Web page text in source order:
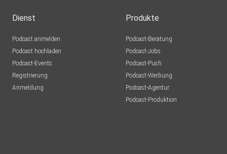
Dienst
Podcast anmelden
Podcast hochladen
Podcast-Events
Registrierung
Anmeldung
Produkte
Podcast-Beratung
Podcast-Jobs
Podcast-Push
Podcast-Werbung
Podcast-Agentur
Podcast-Produktion